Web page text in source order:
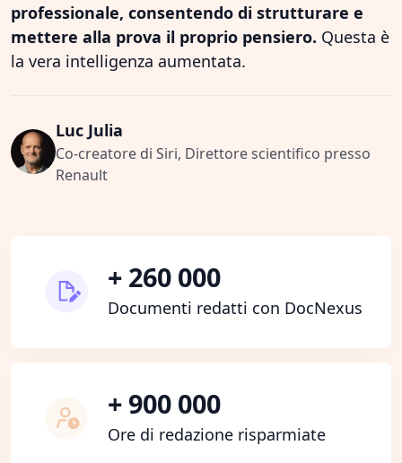
professionale, consentendo di strutturare e
mettere alla prova il proprio pensiero. Questa è
la vera intelligenza aumentata.
Luc Julia
Co-creatore di Siri, Direttore scientifico presso
Renault
+ 260 000
Documenti redatti con DocNexus
+ 900 000
Ore di redazione risparmiate